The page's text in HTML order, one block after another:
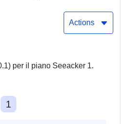
Actions
per il piano Seeacker 1.
1